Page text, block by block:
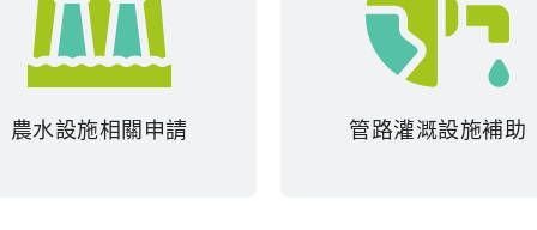
農水設施相關申請 管路灌溉設施補助